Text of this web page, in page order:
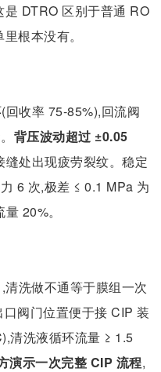
DTRO 区别于普通 RO
根本没有。
回收率 75-85%),回流阀
背压波动超过 ±0.05
缝处出现疲劳裂纹。稳定
6 次,极差 ≤ 0.1 MPa 为
20%。
洗做不通等于膜组一次
阀门位置便于接 CIP 装
清洗液循环流量 ≥ 1.5
演示一次完整 CIP 流程,